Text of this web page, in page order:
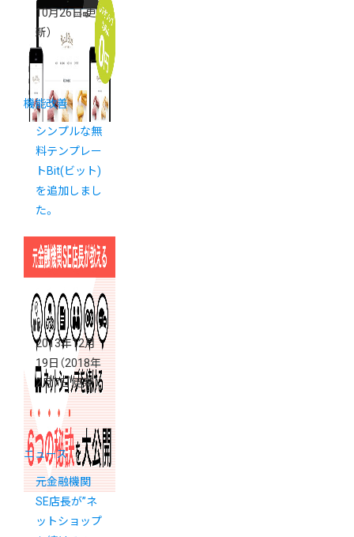
10月26日 更
新）
機能改善
シンプルな無
料テンプレー
トBit(ビット)
を追加しまし
た。
2013年12月
19日 （2018年
2月7日 更新）
ニュース
元金融機関
SE店長が”ネ
ットショップ